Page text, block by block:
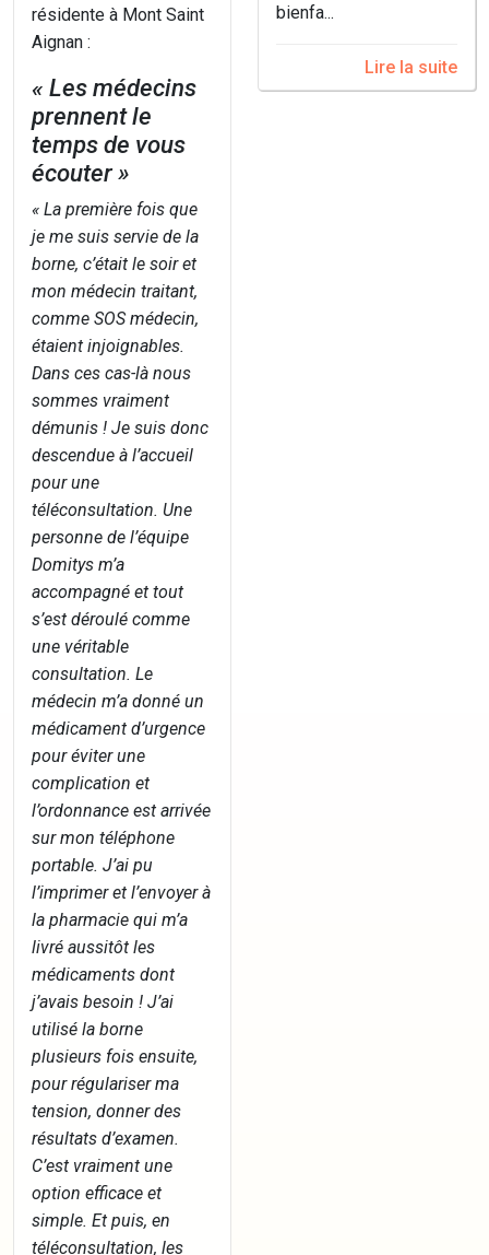
résidente à Mont Saint
Aignan :
« Les médecins
prennent le
temps de vous
écouter »
« La première fois que
je me suis servie de la
borne, c’était le soir et
mon médecin traitant,
comme SOS médecin,
étaient injoignables.
Dans ces cas-là nous
sommes vraiment
démunis ! Je suis donc
descendue à l’accueil
pour une
téléconsultation. Une
personne de l’équipe
Domitys m’a
accompagné et tout
s’est déroulé comme
une véritable
consultation. Le
médecin m’a donné un
médicament d’urgence
pour éviter une
complication et
l’ordonnance est arrivée
sur mon téléphone
portable. J’ai pu
l’imprimer et l’envoyer à
la pharmacie qui m’a
livré aussitôt les
médicaments dont
j’avais besoin ! J’ai
utilisé la borne
plusieurs fois ensuite,
pour régulariser ma
tension, donner des
résultats d’examen.
C’est vraiment une
option efficace et
simple. Et puis, en
téléconsultation, les
bienfa...
Lire la suite